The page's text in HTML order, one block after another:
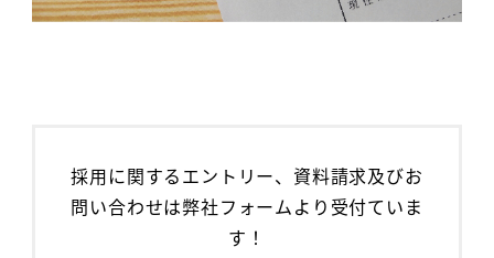
採用に関するエントリー、資料請求及びお
問い合わせは弊社フォームより受付ていま
す！